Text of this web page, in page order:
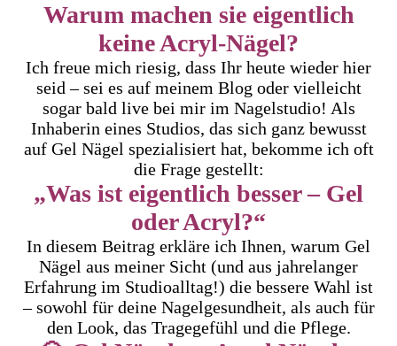
Warum machen sie eigentlich
keine Acryl-Nägel?
Ich freue mich riesig, dass Ihr heute wieder hier
seid – sei es auf meinem Blog oder vielleicht
sogar bald live bei mir im Nagelstudio! Als
Inhaberin eines Studios, das sich ganz bewusst
auf Gel Nägel spezialisiert hat, bekomme ich oft
die Frage gestellt:
„Was ist eigentlich besser – Gel
oder Acryl?“
In diesem Beitrag erkläre ich Ihnen, warum Gel
Nägel aus meiner Sicht (und aus jahrelanger
Erfahrung im Studioalltag!) die bessere Wahl ist
– sowohl für deine Nagelgesundheit, als auch für
den Look, das Tragegefühl und die Pflege.